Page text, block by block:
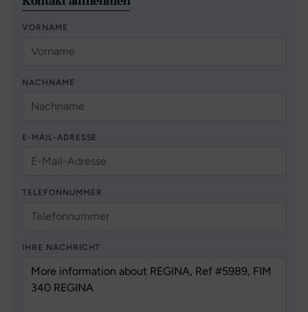
VORNAME
NACHNAME
E-MAIL-ADRESSE
TELEFONNUMMER
IHRE NACHRICHT